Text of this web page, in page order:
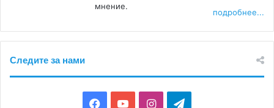
мнение.
подробнее...
Следите за нами
I